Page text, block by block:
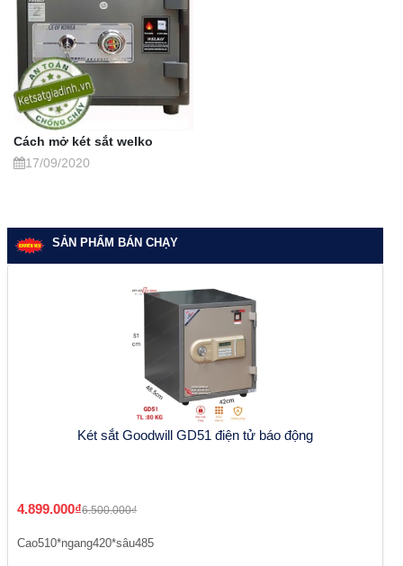
Cách mở két sắt welko
17/09/2020
SẢN PHẨM BÁN CHẠY
Két sắt Goodwill GD51 điện tử báo động
4.899.000₫6.500.000₫
Cao510*ngang420*sâu485